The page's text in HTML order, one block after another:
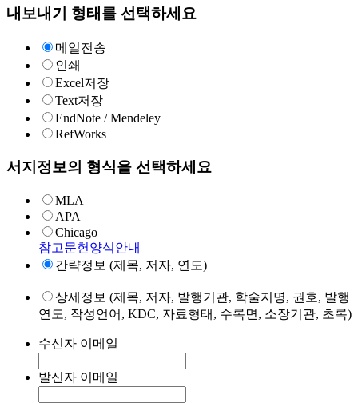
내보내기 형태를 선택하세요
메일전송
인쇄
Excel저장
Text저장
EndNote / Mendeley
RefWorks
서지정보의 형식을 선택하세요
MLA
APA
Chicago
참고문헌양식안내
간략정보 (제목, 저자, 연도)
상세정보 (제목, 저자, 발행기관, 학술지명, 권호, 발행
연도, 작성언어, KDC, 자료형태, 수록면, 소장기관, 초록)
수신자 이메일
발신자 이메일